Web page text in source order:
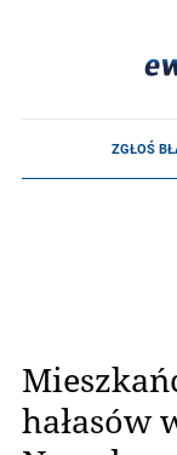
hałasów